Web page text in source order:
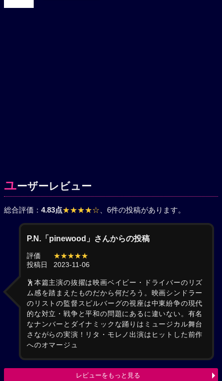
ユーザーレビュー
総合評価： 4.83点★★★★☆ 、6件の投稿があります。
P.N.「pinewood」さんからの投稿
評価
★★★★★
投稿日
2023-11-06
🕺本篇主演の抜擢は映画ベイビー・ドライバーのリズ
ム感を踏まえたものだから何だろう。映画シンドラー
のリストの監督スピルバーグの視座は中東紛争の現代
的な対立・戦争と平和の問題にあるに違いない。有名
なナンバーとダイナミックな踊りはミュージカル舞台
さながらの実演！リタ・モレノ出演はヒットした前作
へのオマージュ
レビューをもっと見る